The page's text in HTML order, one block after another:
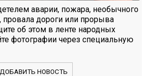
аварии, пожара, необычного
провала дороги или прорыва
об этом в ленте народных
фотографии через специальную
ДОБАВИТЬ НОВОСТЬ